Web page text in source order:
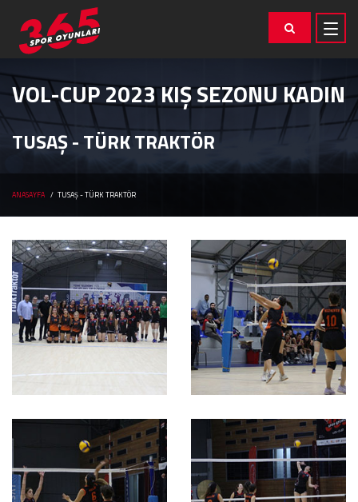
VOL-CUP 2023 KIŞ SEZONU KADIN
TUSAŞ - TÜRK TRAKTÖR
ANASAYFA TUSAŞ - TÜRK TRAKTÖR